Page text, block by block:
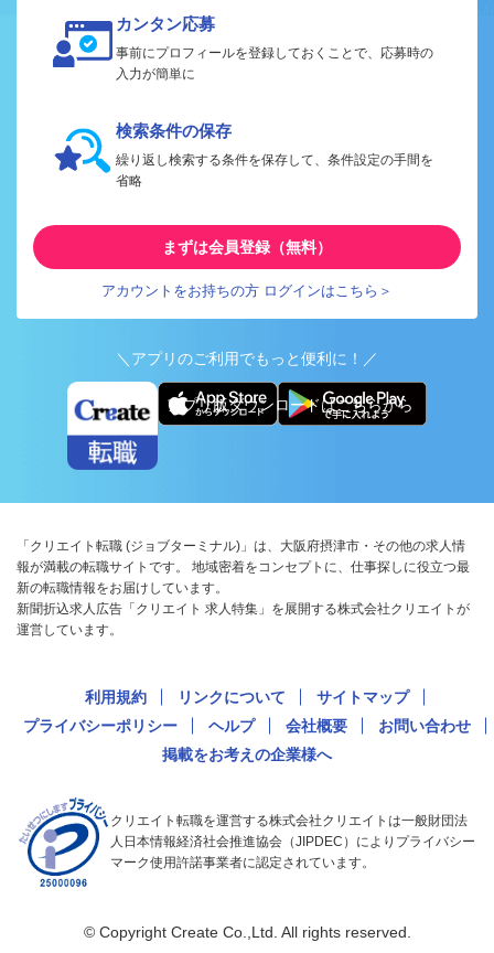
カンタン応募
事前にプロフィールを登録しておくことで、応募時の
入力が簡単に
検索条件の保存
繰り返し検索する条件を保存して、条件設定の手間を
省略
まずは会員登録（無料）
アカウントをお持ちの方 ログインはこちら＞
＼アプリのご利用でもっと便利に！／
アプリ版ダウンロードはこちらから
「クリエイト転職 (ジョブターミナル)」は、大阪府摂津市・その他の求人情
報が満載の転職サイトです。 地域密着をコンセプトに、仕事探しに役立つ最
新の転職情報をお届けしています。
新聞折込求人広告「クリエイト 求人特集」を展開する株式会社クリエイトが
運営しています。
利用規約 リンクについて
サイトマップ
プライバシーポリシー
ヘルプ 会社概要
お問い合わせ
掲載をお考えの企業様へ
クリエイト転職を運営する株式会社クリエイトは一般財団法
人日本情報経済社会推進協会（JIPDEC）によりプライバシー
マーク使用許諾事業者に認定されています。
© Copyright Create Co.,Ltd. All rights reserved.